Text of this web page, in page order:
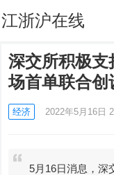
江浙沪在线
深交所积极
场首单联合
经济 2022年5月16日
5月16日消息，深